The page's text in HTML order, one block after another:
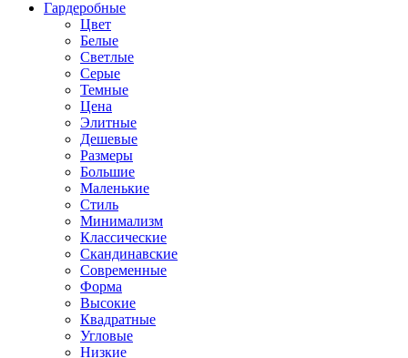
Гардеробные
Цвет
Белые
Светлые
Серые
Темные
Цена
Элитные
Дешевые
Размеры
Большие
Маленькие
Стиль
Минимализм
Классические
Скандинавские
Современные
Форма
Высокие
Квадратные
Угловые
Низкие